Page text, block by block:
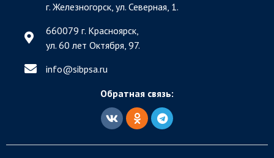
г. Железногорск, ул. Северная, 1.
660079 г. Красноярск,
ул. 60 лет Октября, 97.
info@sibpsa.ru
Обратная связь: